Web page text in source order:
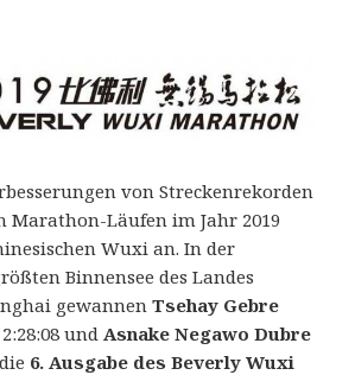
von Streckenrekorden
Marathon-Läufen im Jahr 2019
Wuxi an. In der
Binnensee des Landes
gewannenTsehay Gebre
und Asnake Negawo Dubre
6. Ausgabe des Beverly Wuxi